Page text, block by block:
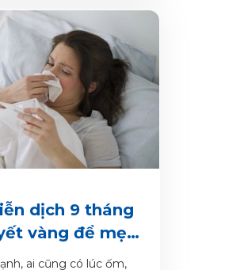
hơn rất nhiều rồi!
dịch 9 tháng
vàng để mẹ
lo mắc bệnh,
ai cũng có lúc ốm,